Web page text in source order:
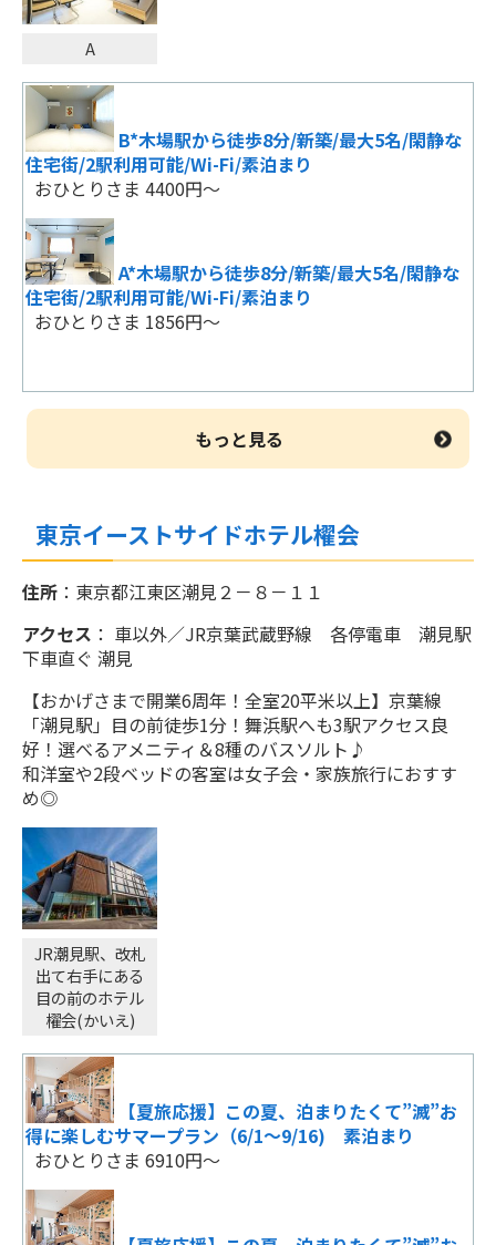
A
B*木場駅から徒歩8分/新築/最大5名/閑静な
住宅街/2駅利用可能/Wi-Fi/素泊まり
おひとりさま 4400円～
A*木場駅から徒歩8分/新築/最大5名/閑静な
住宅街/2駅利用可能/Wi-Fi/素泊まり
おひとりさま 1856円～
もっと見る
東京イーストサイドホテル櫂会
住所 ：東京都江東区潮見２－８－１１
アクセス ： 車以外／JR京葉武蔵野線 各停電車 潮見駅
下車直ぐ 潮見
【おかげさまで開業6周年！全室20平米以上】京葉線
「潮見駅」目の前徒歩1分！舞浜駅へも3駅アクセス良
好！選べるアメニティ＆8種のバスソルト♪
和洋室や2段ベッドの客室は女子会・家族旅行におすす
め◎
JR潮見駅、改札
出て右手にある
目の前のホテル
櫂会(かいえ)
【夏旅応援】この夏、泊まりたくて”滅”お
得に楽しむサマープラン（6/1～9/16) 素泊まり
おひとりさま 6910円～